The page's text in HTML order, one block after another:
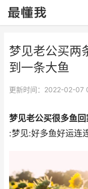
梦见老公买两
到一条大鱼
更新时间：2022-02-07
梦见老公买很多鱼
:梦见:好多鱼好运连